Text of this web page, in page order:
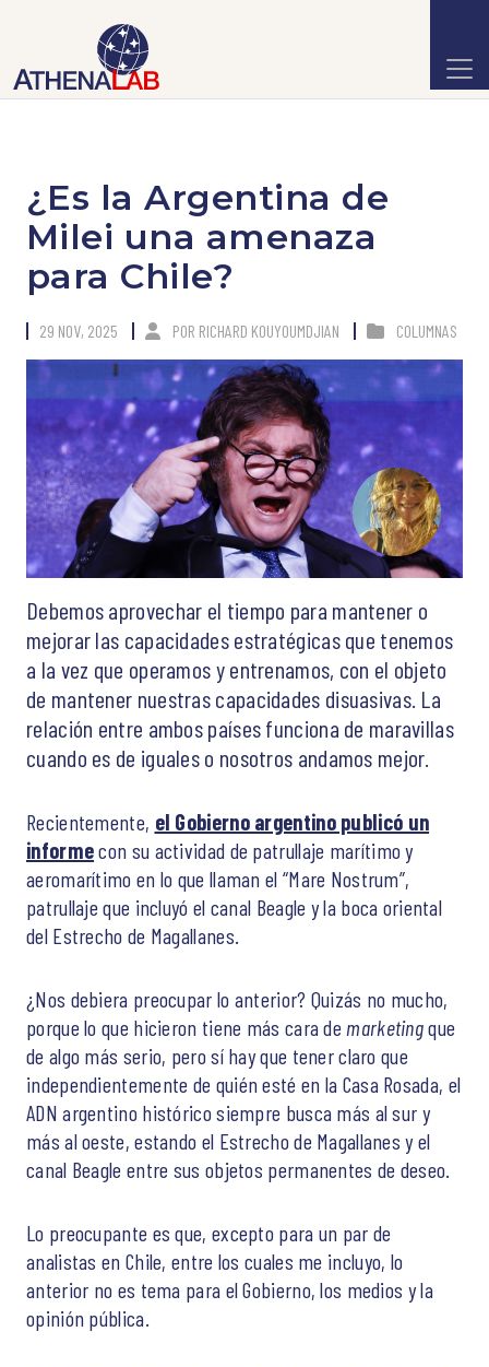
¿Es la Argentina de
Milei una amenaza
para Chile?
29 NOV, 2025 POR RICHARD KOUYOUMDJIAN COLUMNAS
Debemos aprovechar el tiempo para mantener o
mejorar las capacidades estratégicas que tenemos
a la vez que operamos y entrenamos, con el objeto
de mantener nuestras capacidades disuasivas. La
relación entre ambos países funciona de maravillas
cuando es de iguales o nosotros andamos mejor.
Recientemente, el Gobierno argentino publicó un
informecon su actividad de patrullaje marítimo y
aeromarítimo en lo que llaman el “Mare Nostrum”,
patrullaje que incluyó el canal Beagle y la boca oriental
del Estrecho de Magallanes.
¿Nos debiera preocupar lo anterior? Quizás no mucho,
porque lo que hicieron tiene más cara de marketingque
de algo más serio, pero sí hay que tener claro que
independientemente de quién esté en la Casa Rosada, el
ADN argentino histórico siempre busca más al sur y
más al oeste, estando el Estrecho de Magallanes y el
canal Beagle entre sus objetos permanentes de deseo.
Lo preocupante es que, excepto para un par de
analistas en Chile, entre los cuales me incluyo, lo
anterior no es tema para el Gobierno, los medios y la
opinión pública.